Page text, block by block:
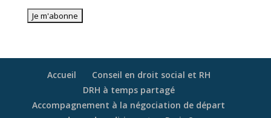
Accueil
Conseil en droit social et RH
DRH à temps partagé
Accompagnement à la négociation de départ